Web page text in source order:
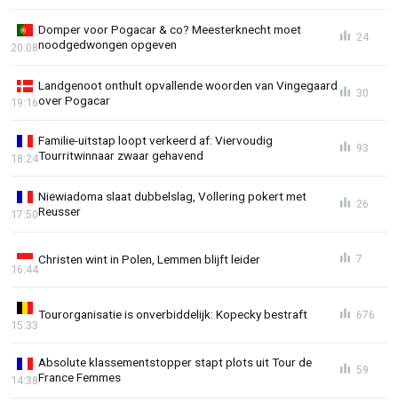
Domper voor Pogacar & co? Meesterknecht moet
noodgedwongen opgeven
20:08
24
Landgenoot onthult opvallende woorden van Vingegaard
over Pogacar
19:16
30
Familie-uitstap loopt verkeerd af: Viervoudig
Tourritwinnaar zwaar gehavend
18:24
93
Niewiadoma slaat dubbelslag, Vollering pokert met
Reusser
17:50
26
Christen wint in Polen, Lemmen blijft leider
16:44
7
Tourorganisatie is onverbiddelijk: Kopecky bestraft
15:33
676
Absolute klassementstopper stapt plots uit Tour de
France Femmes
14:38
59